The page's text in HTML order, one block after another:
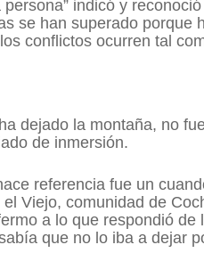
indicó y
se han superado
conflictos ocurren tal
dejado la montaña, no
de inmersión.
referencia fue un
Viejo, comunidad de
a lo que respondió
que no lo iba a dejar